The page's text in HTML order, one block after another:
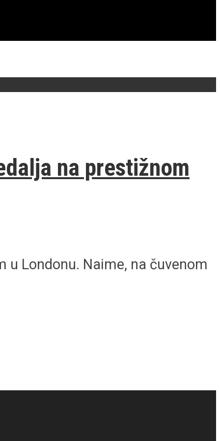
na prestižnom
Londonu. Naime, na čuvenom